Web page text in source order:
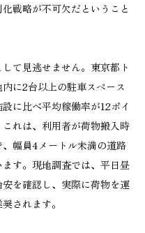
戦略が不可欠だということ
て見逃せません。東京都ト
に2台以上の駐車スペース
に比べ平均稼働率が12ポイ
れは、利用者が荷物搬入時
幅員4メートル未満の道路
す。現地調査では、平日昼
を確認し、実際に荷物を運
されます。